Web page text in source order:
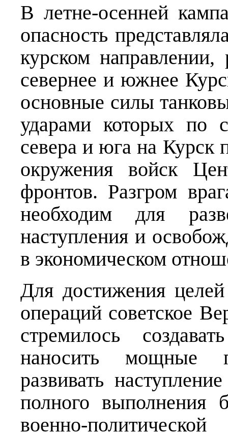
В летне-осенней
опасность
курском направлении,
севернее и южнее
основные силы
ударами которых по
севера и юга на Курск
окружения войск
фронтов. Разгром
необходим для
наступления и
в экономическом
Для достижения
операций советское
стремилось
наносить мощные
развивать
полного выполнения
военно-